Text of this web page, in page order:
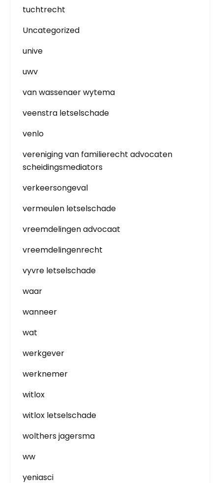
tuchtrecht
Uncategorized
unive
uwv
van wassenaer wytema
veenstra letselschade
venlo
vereniging van familierecht advocaten
scheidingsmediators
verkeersongeval
vermeulen letselschade
vreemdelingen advocaat
vreemdelingenrecht
vyvre letselschade
waar
wanneer
wat
werkgever
werknemer
witlox
witlox letselschade
wolthers jagersma
ww
yeniasci